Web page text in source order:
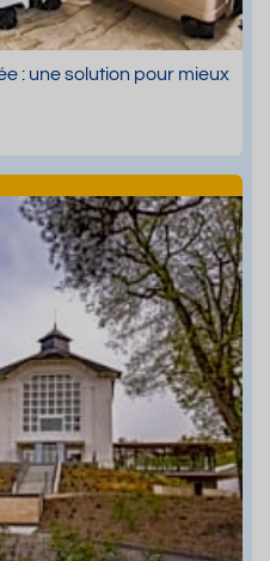
: une solution pour mieux